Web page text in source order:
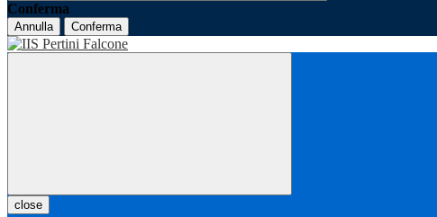
Conferma
Annulla Conferma
close